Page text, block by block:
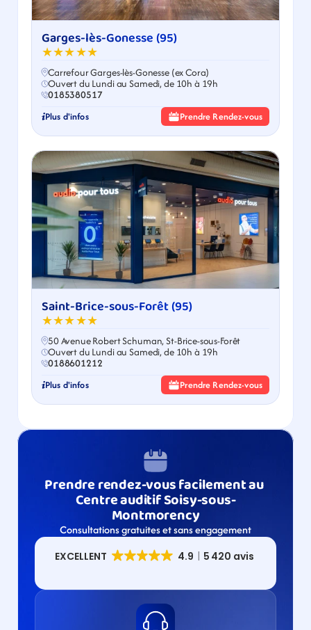
Garges-lès-Gonesse (95)
★★★★★
Carrefour Garges-lès-Gonesse (ex Cora)
Ouvert du Lundi au Samedi, de 10h à 19h
0185380517
Plus d'infos Prendre Rendez-vous
Saint-Brice-sous-Forêt (95)
★★★★★
50 Avenue Robert Schuman, St-Brice-sous-Forêt
Ouvert du Lundi au Samedi, de 10h à 19h
0188601212
Plus d'infos Prendre Rendez-vous
Prendre rendez-vous facilement au
Centre auditif Soisy-sous-
Montmorency​
Consultations gratuites et sans engagement